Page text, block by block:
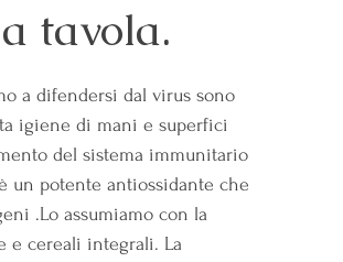
tavola.
a difendersi dal virus sono
igiene di mani e superfici
del sistema immunitario
un potente antiossidante che
.Lo assumiamo con la
e cereali integrali. La